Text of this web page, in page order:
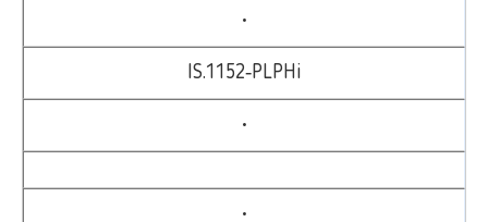
•
IS.1152‑PLPHi
•
•